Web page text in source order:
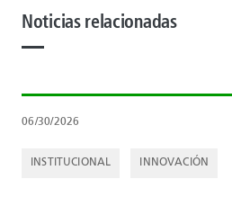
Noticias relacionadas
06/30/2026
INSTITUCIONAL INNOVACIÓN